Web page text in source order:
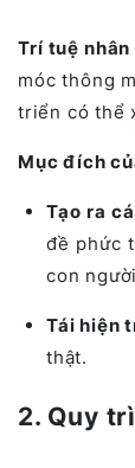
Trí tuệ
móc thông
triển có thể
Mục đích
Tạo ra
đề phức
con
Tái hiện
thật.
2. Quy